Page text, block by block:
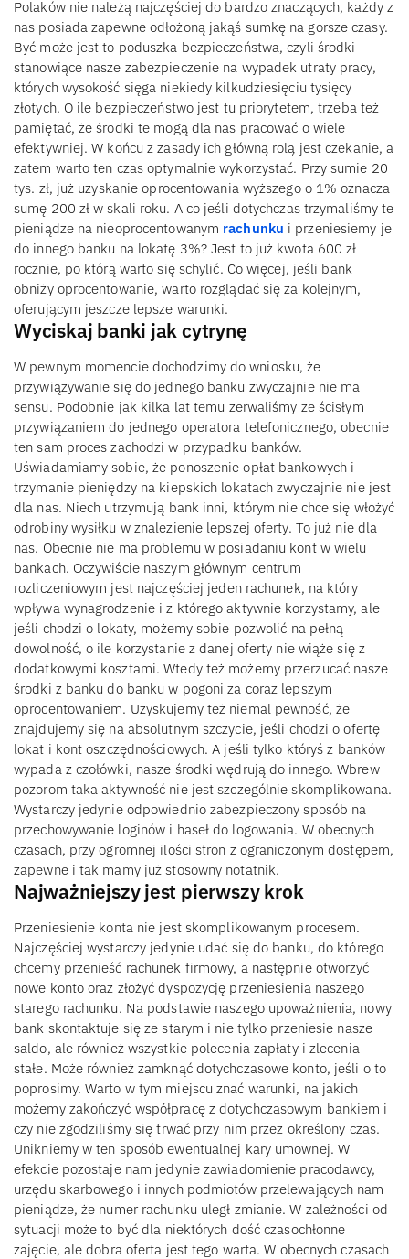
Polaków nie należą najczęściej do bardzo znaczących, każdy z
nas posiada zapewne odłożoną jakąś sumkę na gorsze czasy.
Być może jest to poduszka bezpieczeństwa, czyli środki
stanowiące nasze zabezpieczenie na wypadek utraty pracy,
których wysokość sięga niekiedy kilkudziesięciu tysięcy
złotych. O ile bezpieczeństwo jest tu priorytetem, trzeba też
pamiętać, że środki te mogą dla nas pracować o wiele
efektywniej. W końcu z zasady ich główną rolą jest czekanie, a
zatem warto ten czas optymalnie wykorzystać. Przy sumie 20
tys. zł, już uzyskanie oprocentowania wyższego o 1% oznacza
sumę 200 zł w skali roku. A co jeśli dotychczas trzymaliśmy te
pieniądze na nieoprocentowanym rachunku i przeniesiemy je
do innego banku na lokatę 3%? Jest to już kwota 600 zł
rocznie, po którą warto się schylić. Co więcej, jeśli bank
obniży oprocentowanie, warto rozglądać się za kolejnym,
oferującym jeszcze lepsze warunki.
Wyciskaj banki jak cytrynę
W pewnym momencie dochodzimy do wniosku, że
przywiązywanie się do jednego banku zwyczajnie nie ma
sensu. Podobnie jak kilka lat temu zerwaliśmy ze ścisłym
przywiązaniem do jednego operatora telefonicznego, obecnie
ten sam proces zachodzi w przypadku banków.
Uświadamiamy sobie, że ponoszenie opłat bankowych i
trzymanie pieniędzy na kiepskich lokatach zwyczajnie nie jest
dla nas. Niech utrzymują bank inni, którym nie chce się włożyć
odrobiny wysiłku w znalezienie lepszej oferty. To już nie dla
nas. Obecnie nie ma problemu w posiadaniu kont w wielu
bankach. Oczywiście naszym głównym centrum
rozliczeniowym jest najczęściej jeden rachunek, na który
wpływa wynagrodzenie i z którego aktywnie korzystamy, ale
jeśli chodzi o lokaty, możemy sobie pozwolić na pełną
dowolność, o ile korzystanie z danej oferty nie wiąże się z
dodatkowymi kosztami. Wtedy też możemy przerzucać nasze
środki z banku do banku w pogoni za coraz lepszym
oprocentowaniem. Uzyskujemy też niemal pewność, że
znajdujemy się na absolutnym szczycie, jeśli chodzi o ofertę
lokat i kont oszczędnościowych. A jeśli tylko któryś z banków
wypada z czołówki, nasze środki wędrują do innego. Wbrew
pozorom taka aktywność nie jest szczególnie skomplikowana.
Wystarczy jedynie odpowiednio zabezpieczony sposób na
przechowywanie loginów i haseł do logowania. W obecnych
czasach, przy ogromnej ilości stron z ograniczonym dostępem,
zapewne i tak mamy już stosowny notatnik.
Najważniejszy jest pierwszy krok
Przeniesienie konta nie jest skomplikowanym procesem.
Najczęściej wystarczy jedynie udać się do banku, do którego
chcemy przenieść rachunek firmowy, a następnie otworzyć
nowe konto oraz złożyć dyspozycję przeniesienia naszego
starego rachunku. Na podstawie naszego upoważnienia, nowy
bank skontaktuje się ze starym i nie tylko przeniesie nasze
saldo, ale również wszystkie polecenia zapłaty i zlecenia
stałe. Może również zamknąć dotychczasowe konto, jeśli o to
poprosimy. Warto w tym miejscu znać warunki, na jakich
możemy zakończyć współpracę z dotychczasowym bankiem i
czy nie zgodziliśmy się trwać przy nim przez określony czas.
Unikniemy w ten sposób ewentualnej kary umownej. W
efekcie pozostaje nam jedynie zawiadomienie pracodawcy,
urzędu skarbowego i innych podmiotów przelewających nam
pieniądze, że numer rachunku uległ zmianie. W zależności od
sytuacji może to być dla niektórych dość czasochłonne
zajęcie, ale dobra oferta jest tego warta. W obecnych czasach